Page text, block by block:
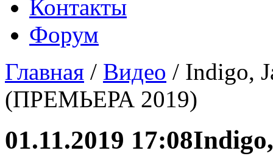
Контакты
Форум
Главная / Видео / Indigo,
(ПРЕМЬЕРА 2019)
01.11.2019 17:08